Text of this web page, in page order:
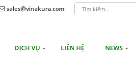
sales@vinakura.com
DỊCH VỤ LIÊN HỆ NEWS